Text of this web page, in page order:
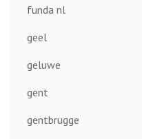
funda nl
geel
geluwe
gent
gentbrugge